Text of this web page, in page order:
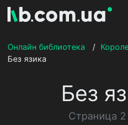
Онлайн библиотека
/
Без язика
Без
Страница 2